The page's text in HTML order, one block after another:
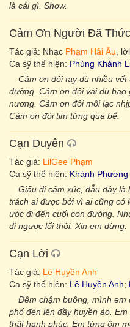
là cái gì. Show.
Cảm Ơn Người Đã
Tác giả: Nhạc Phạm Hải Âu , lời
Ca sỹ thể hiện: Phùng Khánh
Cảm ơn đôi tay dù nhiều
đường. Cảm ơn đôi vai dù
nương. Cảm ơn đôi môi lạc
Cảm ơn đôi tim từng qua bể.
Cạn Duyên
Tác giả: LilGee Phạm
Ca sỹ thể hiện: Khánh Phương
Giấu đi cảm xúc, dẫu đây
trách ai được bởi vì ai cũng có
ước đi đến cuối con đường.
đi ngược lối thôi. Xin em đừng.
Cạn Lời
Tác giả: Lê Huyền Anh
Ca sỹ thể hiện: Lê Huyền Anh;
Đêm chậm buông, mình em
phố đèn lên đầy huyền ảo.
thật hạnh phúc. Em từng ôm